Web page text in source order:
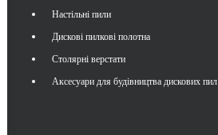
Настільні пили
Дискові пилкові полотна
Столярні верстати
Аксесуари для будівництва дискових пил